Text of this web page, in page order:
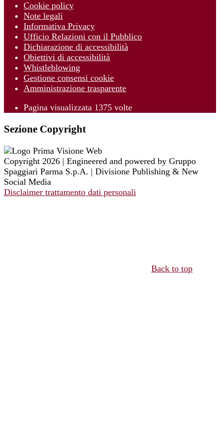
Cookie policy
Note legali
Informativa Privacy
Ufficio Relazioni con il Pubblico
Dichiarazione di accessibilità
Obiettivi di accessibilità
Whistleblowing
Gestione consensi cookie
Amministrazione trasparente
Pagina visualizzata 1375 volte
Sezione Copyright
Copyright 2026 | Engineered and powered by Gruppo
Spaggiari Parma S.p.A. | Divisione Publishing & New
Social Media
Disclaimer trattamento dati personali
Back to top